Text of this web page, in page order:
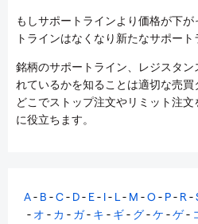
もしサポートラインより価格が下
トラインはなくなり新たなサポート
銘柄のサポートライン、レジスタ
れているかを知ることは適切な売
どこでストップ注文やリミット注
に役立ちます。
A- B -C- D- E- I- L- M -O- P- R -
- オ - カ - ガ- キ - ギ- グ-ケ -ゲ-